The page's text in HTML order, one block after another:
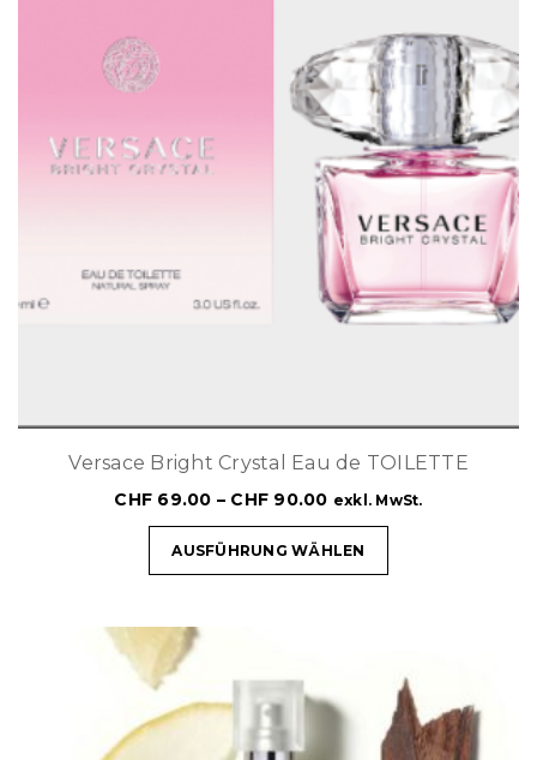
Versace Bright Crystal Eau de TOILETTE
CHF 69.00 – CHF 90.00 exkl. MwSt.
AUSFÜHRUNG WÄHLEN